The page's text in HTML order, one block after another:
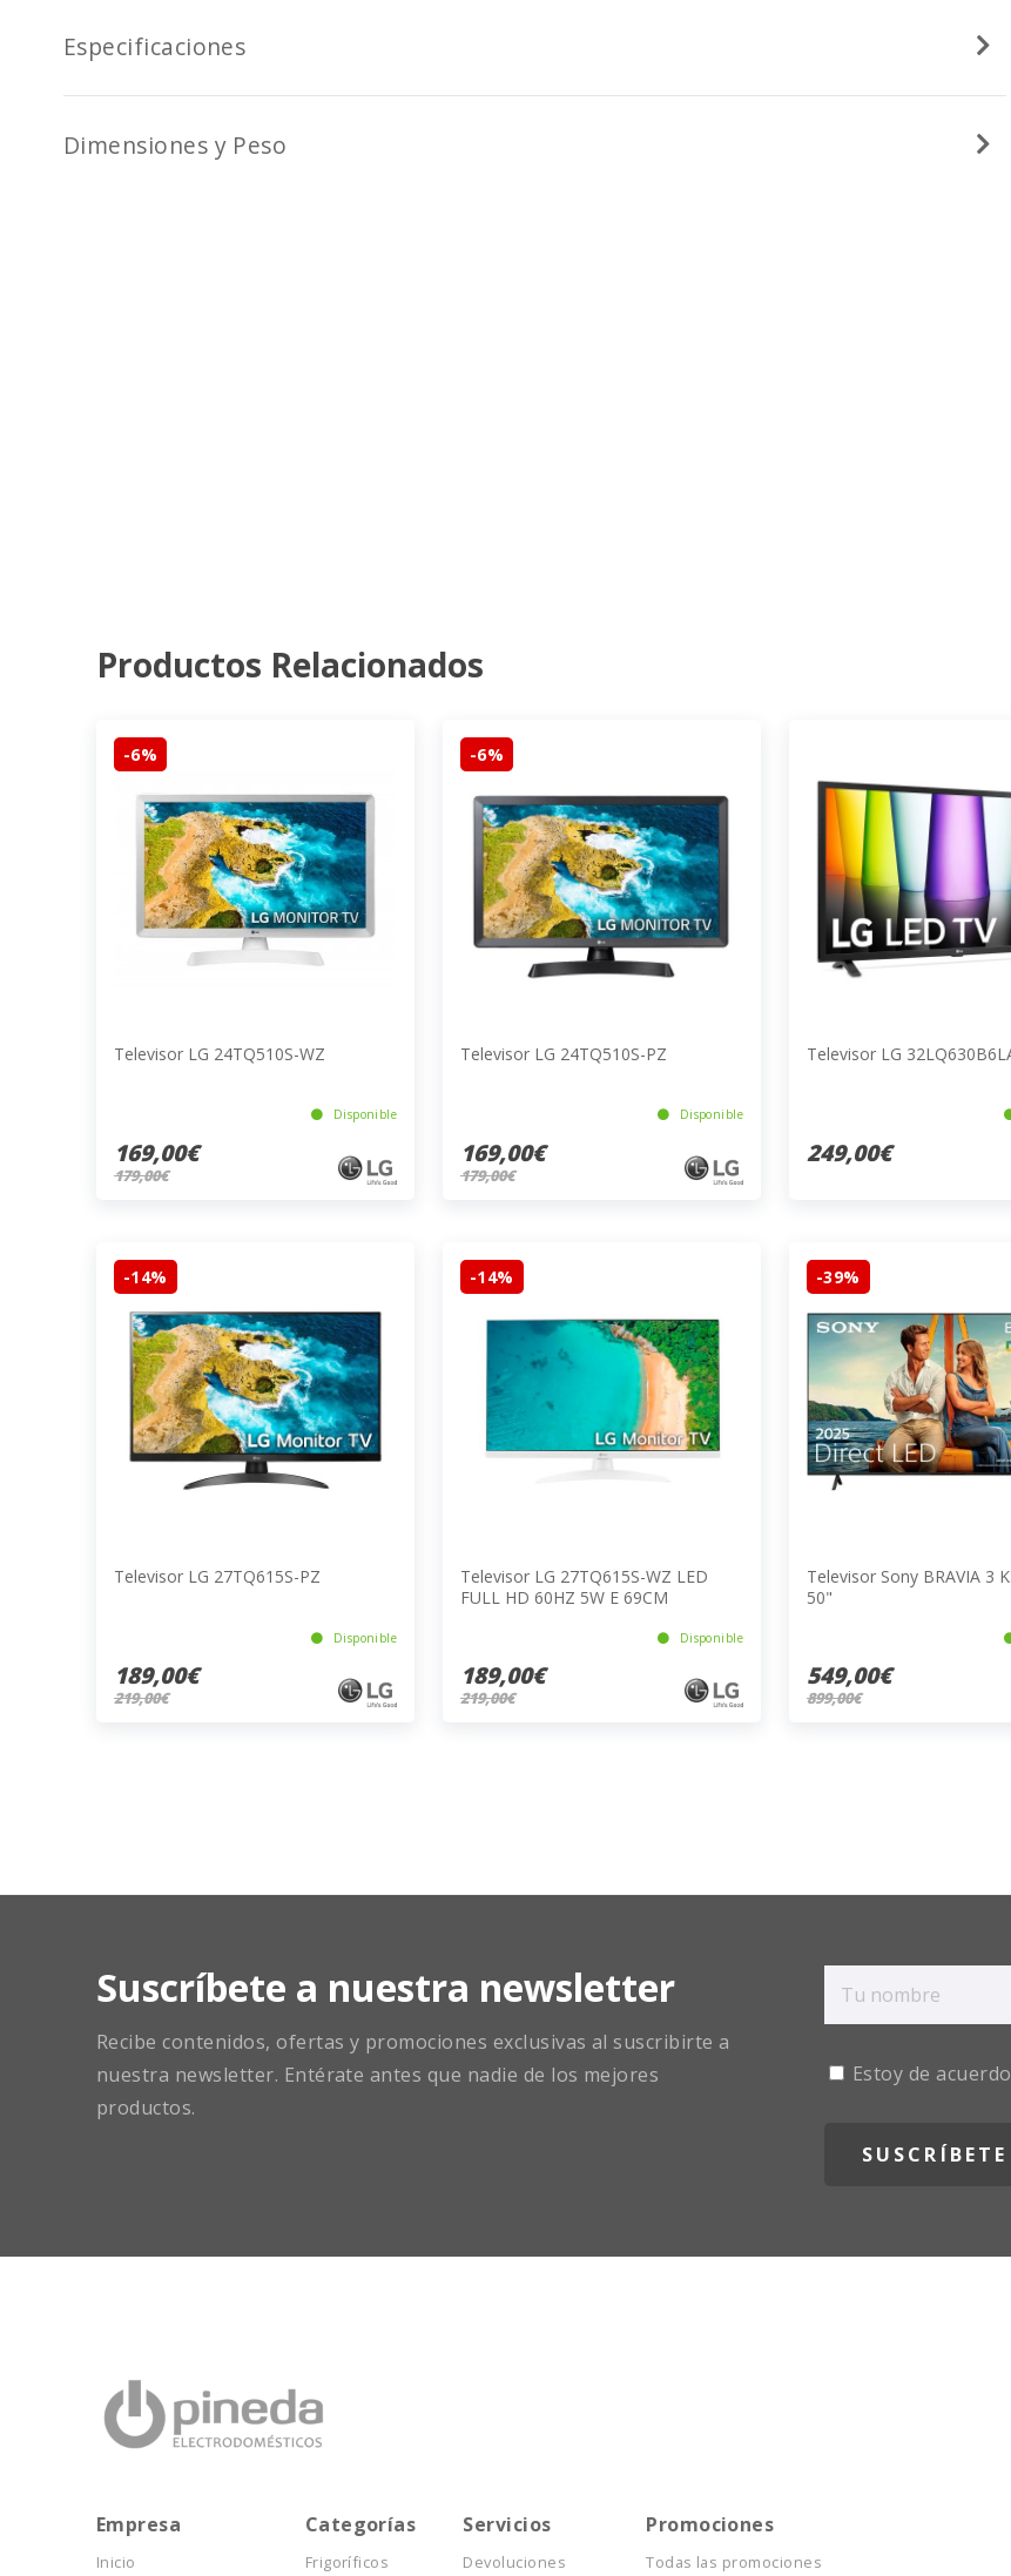
Especificaciones
Dimensiones y Peso
Productos Relacionados
-6%
Televisor LG 24TQ510S-WZ
Disponible
169,00€
179,00€
-6%
Televisor LG 24TQ510S-PZ
Disponible
169,00€
179,00€
Televisor LG
249,00€
-14%
Televisor LG 27TQ615S-PZ
Disponible
189,00€
219,00€
-14%
Televisor LG 27TQ615S-WZ LED
FULL HD 60HZ 5W E 69CM
Disponible
189,00€
219,00€
-39%
Televisor Sony BRAVIA 3
50"
549,00€
899,00€
Suscríbete a nuestra newsletter
Recibe contenidos, ofertas y promociones exclusivas al suscribirte a
nuestra newsletter. Entérate antes que nadie de los mejores
productos.
Estoy de
Empresa
Inicio
Categorías
Frigoríficos
Servicios
Devoluciones
Promociones
Todas las promociones